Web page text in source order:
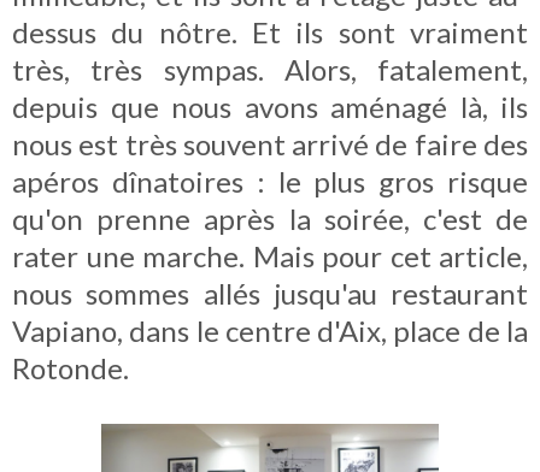
dessus du nôtre. Et ils sont vraiment
très, très sympas. Alors, fatalement,
depuis que nous avons aménagé là, ils
nous est très souvent arrivé de faire des
apéros dînatoires : le plus gros risque
qu'on prenne après la soirée, c'est de
rater une marche. Mais pour cet article,
nous sommes allés jusqu'au restaurant
Vapiano, dans le centre d'Aix, place de la
Rotonde.